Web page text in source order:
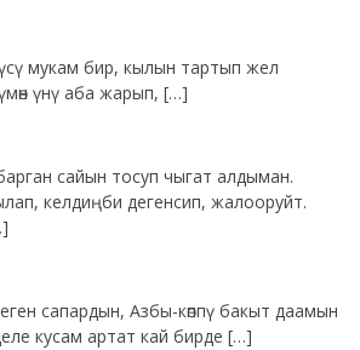
мукам бир, кылын тартып жел
үнү аба жарып, […]
сайын тосуп чыгат алдыман.
келдиңби дегенсип, жалооруйт.
сапардын, Азбы-көппү бакыт даамын
кусам артат кай бирде […]